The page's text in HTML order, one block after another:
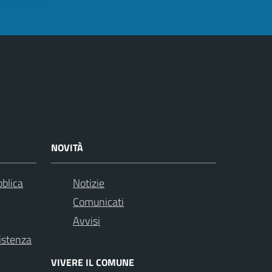
NOVITÀ
Notizie
Comunicati
Avvisi
VIVERE IL COMUNE